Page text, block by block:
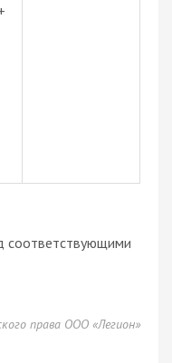
соответствующими
права ООО «Легион»